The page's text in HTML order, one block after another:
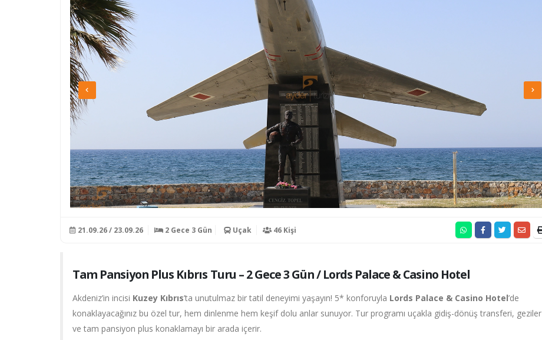
21.09.26 / 23.09.26 2 Gece 3 Gün Uçak 46 Kişi
Tam Pansiyon Plus Kıbrıs Turu – 2 Gece 3 Gün / Lords Palace & Casino Hotel
Akdeniz’in incisi Kuzey Kıbrıs’ta unutulmaz bir tatil deneyimi yaşayın! 5* konforuyla Lords Palace & Casino Hotel’de
konaklayacağınız bu özel tur, hem dinlenme hem keşif dolu anlar sunuyor. Tur programı uçakla gidiş-dönüş transferi, geziler
ve tam pansiyon plus konaklamayı bir arada içerir.